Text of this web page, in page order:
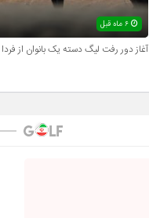
۶ ماه قبل
آغاز دور رفت لیگ دسته یک بانوان از فردا